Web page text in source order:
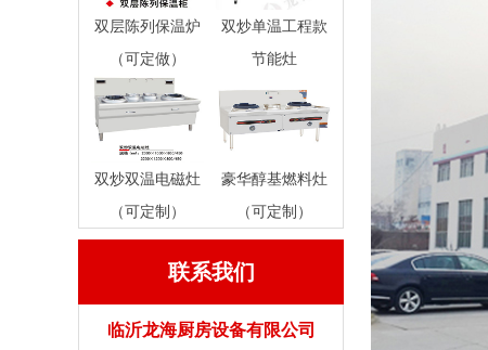
双层陈列保温炉
（可定做）
双炒单温工程款
节能灶
双炒双温电磁灶
（可定制）
豪华醇基燃料灶
（可定制）
联系我们
临沂龙海厨房设备有限公司